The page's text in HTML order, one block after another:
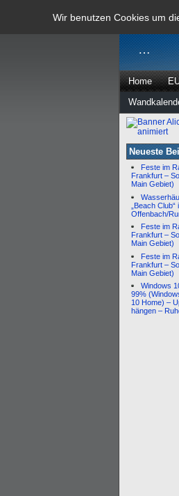
Wir benutzen Cookies um
…
Home
Neueste
Feste im
Frankfurt –
Main Gebiet)
„Beach Club“
Offenbach/
Feste im
Frankfurt –
Main Gebiet)
Feste im
Frankfurt –
Main Gebiet)
Windows
99%
10 Home) –
hängen –